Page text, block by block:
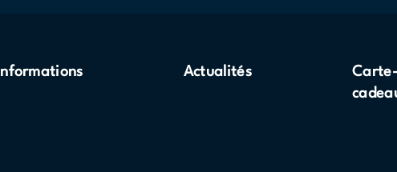
Informations Actualités
Carte-